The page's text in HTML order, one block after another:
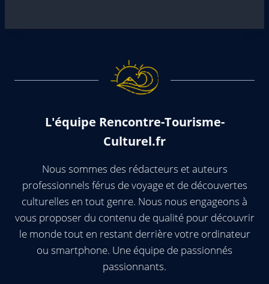
L'équipe Rencontre-Tourisme-
Culturel.fr
Nous sommes des rédacteurs et auteurs
professionnels férus de voyage et de découvertes
culturelles en tout genre. Nous nous engageons à
vous proposer du contenu de qualité pour découvrir
le monde tout en restant derrière votre ordinateur
ou smartphone. Une équipe de passionnés
passionnants.